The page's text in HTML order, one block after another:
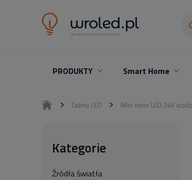
PRODUKTY Smart Home
Taśmy LED Mini neon LED 24V
Kategorie
Źródła światła